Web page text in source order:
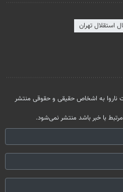
استقلال تهران
ناروا به اشخاص حقیقی و حقوقی منتشر
مرتبط با خبر باشد منتشر نمی‌شود.